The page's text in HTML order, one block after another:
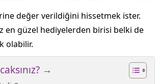
değer verildiğini hissetmek ister.
en güzel hediyelerden birisi belki de
olabilir.
→